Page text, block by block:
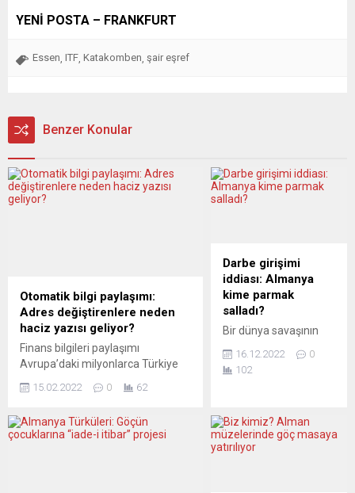
YENİ POSTA – FRANKFURT
Essen ITF Katakomben şair eşref
Benzer Konular
Otomatik bilgi paylaşımı:
Adres değiştirenlere neden
haciz yazısı geliyor?
Finans bilgileri paylaşımı
Avrupa’daki milyonlarca Türkiye
devam ediyor. Adres
Kurumu haciz yazısı yolluyor. Peki
15.02.2022 0 62
Darbe girişimi
iddiası: Almanya
kime parmak
salladı?
Bir dünya savaşının
içinden mi geçiyoruz?
“İkinci Dünya Savaşı
bitmedi” diyenler var.
geçtiğimizi” ileri
sürenler var. Bütün bu
yaşananlara nasıl bir
16.12.2022
0
102